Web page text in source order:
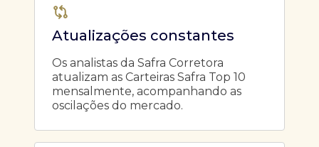
Atualizações constantes
Os analistas da Safra Corretora
atualizam as Carteiras Safra Top 10
mensalmente, acompanhando as
oscilações do mercado.